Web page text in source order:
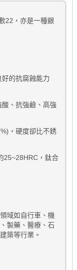
22，亦是一種銀
的抗腐蝕能力
、抗強鹼、高強
，硬度卻比不銹
25~28HRC，鈦合
域如自行車、機
製藥、醫療、石
築等行業。